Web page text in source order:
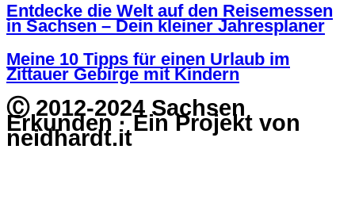
Entdecke die Welt auf den Reisemessen
in Sachsen – Dein kleiner Jahresplaner
Meine 10 Tipps für einen Urlaub im
Zittauer Gebirge mit Kindern
Ⓒ 2012-2024 Sachsen
Erkunden · Ein Projekt von
neidhardt.it